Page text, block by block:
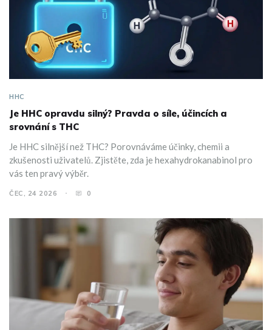
HHC
Je HHC opravdu silný? Pravda o síle, účincích a
srovnání s THC
Je HHC silnější než THC? Porovnáváme účinky, chemii a
zkušenosti uživatelů. Zjistěte, zda je hexahydrokanabinol pro
vás ten pravý výběr.
ČEC, 24 2026 0